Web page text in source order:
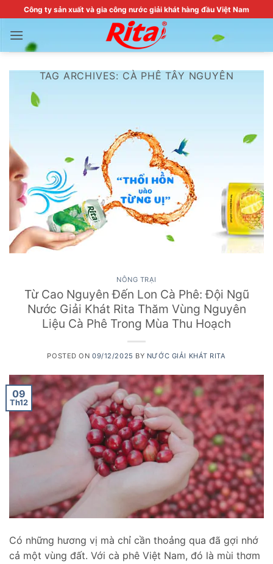
to
content
Công ty sản xuất và gia công nước giải khát hàng đầu Việt Nam
TAG ARCHIVES: CÀ PHÊ TÂY NGUYÊN
NÔNG TRẠI
Từ Cao Nguyên Đến Lon Cà Phê: Đội Ngũ
Nước Giải Khát Rita Thăm Vùng Nguyên
Liệu Cà Phê Trong Mùa Thu Hoạch
POSTED ON09/12/2025 BY NƯỚC GIẢI KHÁT RITA
09
Th12
Có những hương vị mà chỉ cần thoảng qua đã gợi nhớ
cả một vùng đất. Với cà phê Việt Nam, đó là mùi thơm